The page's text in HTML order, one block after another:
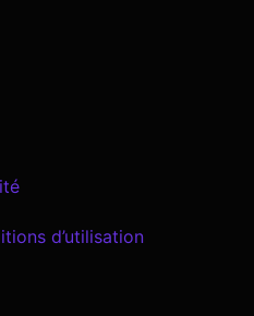
d’utilisation